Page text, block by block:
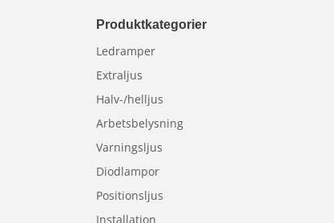
Produktkategorier
Ledramper
Extraljus
Halv-/helljus
Arbetsbelysning
Varningsljus
Diodlampor
Positionsljus
Installation